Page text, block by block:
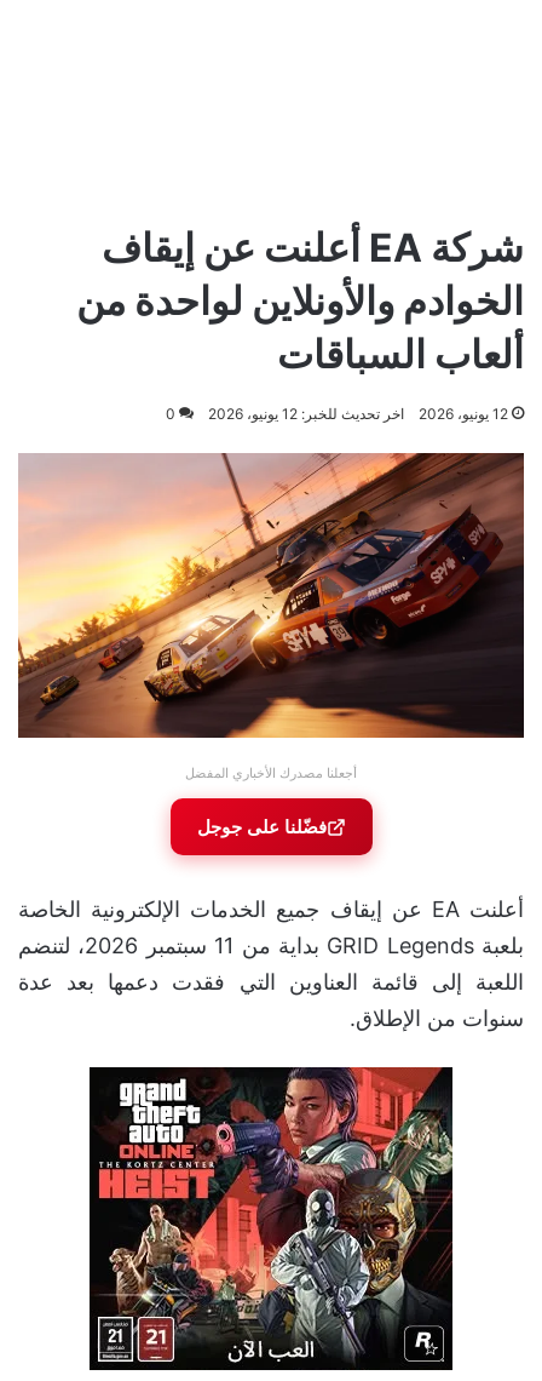
شركة EA أعلنت عن إيقاف
الخوادم والأونلاين لواحدة من
ألعاب السباقات
12 يونيو، 2026 اخر تحديث للخبر: 12 يونيو، 2026 0
أجعلنا مصدرك الأخباري المفضل
فضّلنا على جوجل
أعلنت EA عن إيقاف جميع الخدمات الإلكترونية الخاصة
بلعبة GRID Legends بداية من 11 سبتمبر 2026، لتنضم
اللعبة إلى قائمة العناوين التي فقدت دعمها بعد عدة
سنوات من الإطلاق.